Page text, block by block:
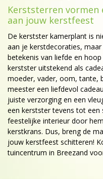
Kerststerren vormen
aan jouw kerstfeest
De kerstster kamerplant is
aan je kerstdecoraties,
betekenis van liefde en
kerstster uitstekend als
moeder, vader, oom, tante,
meester een liefdevol
juiste verzorging en een
een kerstster tevens tot
feestelijke interieur door
kerstkrans. Dus, breng de
jouw kerstfeest schitteren!
tuincentrum in Breezand